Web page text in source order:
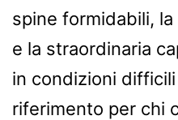
spine formidabili,
e la straordinaria
in condizioni
riferimento per chi